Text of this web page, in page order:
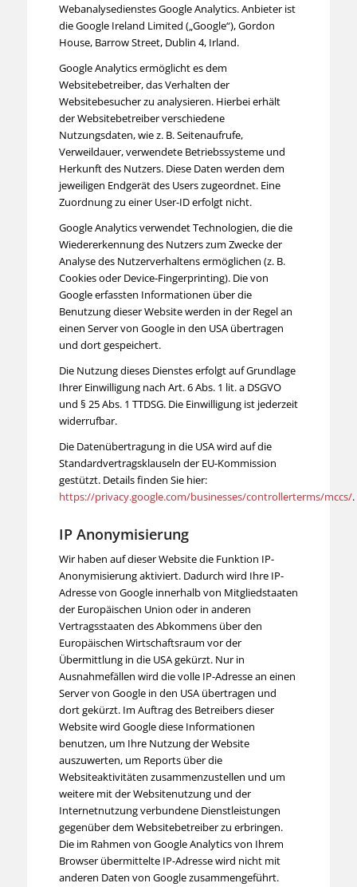
Webanalysedienstes Google Analytics. Anbieter ist
die Google Ireland Limited („Google“), Gordon
House, Barrow Street, Dublin 4, Irland.
Google Analytics ermöglicht es dem
Websitebetreiber, das Verhalten der
Websitebesucher zu analysieren. Hierbei erhält
der Websitebetreiber verschiedene
Nutzungsdaten, wie z. B. Seitenaufrufe,
Verweildauer, verwendete Betriebssysteme und
Herkunft des Nutzers. Diese Daten werden dem
jeweiligen Endgerät des Users zugeordnet. Eine
Zuordnung zu einer User-ID erfolgt nicht.
Google Analytics verwendet Technologien, die die
Wiedererkennung des Nutzers zum Zwecke der
Analyse des Nutzerverhaltens ermöglichen (z. B.
Cookies oder Device-Fingerprinting). Die von
Google erfassten Informationen über die
Benutzung dieser Website werden in der Regel an
einen Server von Google in den USA übertragen
und dort gespeichert.
Die Nutzung dieses Dienstes erfolgt auf Grundlage
Ihrer Einwilligung nach Art. 6 Abs. 1 lit. a DSGVO
und § 25 Abs. 1 TTDSG. Die Einwilligung ist jederzeit
widerrufbar.
Die Datenübertragung in die USA wird auf die
Standardvertragsklauseln der EU-Kommission
gestützt. Details finden Sie hier:
https://privacy.google.com/businesses/controllerterms/mccs/.
IP Anonymisierung
Wir haben auf dieser Website die Funktion IP-
Anonymisierung aktiviert. Dadurch wird Ihre IP-
Adresse von Google innerhalb von Mitgliedstaaten
der Europäischen Union oder in anderen
Vertragsstaaten des Abkommens über den
Europäischen Wirtschaftsraum vor der
Übermittlung in die USA gekürzt. Nur in
Ausnahmefällen wird die volle IP-Adresse an einen
Server von Google in den USA übertragen und
dort gekürzt. Im Auftrag des Betreibers dieser
Website wird Google diese Informationen
benutzen, um Ihre Nutzung der Website
auszuwerten, um Reports über die
Websiteaktivitäten zusammenzustellen und um
weitere mit der Websitenutzung und der
Internetnutzung verbundene Dienstleistungen
gegenüber dem Websitebetreiber zu erbringen.
Die im Rahmen von Google Analytics von Ihrem
Browser übermittelte IP-Adresse wird nicht mit
anderen Daten von Google zusammengeführt.